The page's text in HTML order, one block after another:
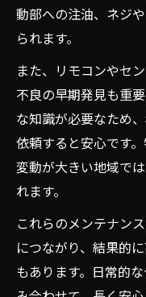
動部への注油、ネジ
られます。
また、リモコンやセ
不良の早期発見も重
な知識が必要なため
依頼すると安心です
変動が大きい地域で
れます。
これらのメンテナン
につながり、結果的
もあります。日常的